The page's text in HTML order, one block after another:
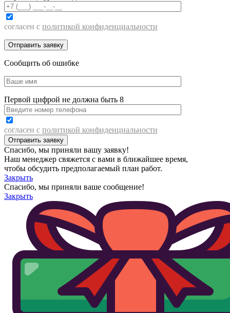
согласен с политикой конфиденциальности
Сообщить об ошибке
Первой цифрой не должна быть 8
согласен с политикой конфиденциальности
Спасибо, мы приняли вашу заявку!
Наш менеджер свяжется с вами в ближайшее время,
чтобы обсудить предполагаемый план работ.
Закрыть
Спасибо, мы приняли ваше сообщение!
Закрыть